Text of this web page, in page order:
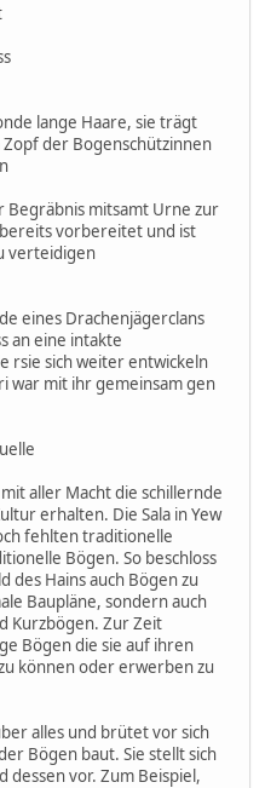
lange Haare, sie trägt
der Bogenschützinnen
Begräbnis mitsamt Urne zur
vorbereitet und ist
verteidigen
eines Drachenjägerclans
an eine intakte
rsie sich weiter entwickeln
war mit ihr gemeinsam gen
aller Macht die schillernde
erhalten. Die Sala in Yew
fehlten traditionelle
Bögen. So beschloss
des Hains auch Bögen zu
Baupläne, sondern auch
Kurzbögen. Zur Zeit
Bögen die sie auf ihren
können oder erwerben zu
alles und brütet vor sich
Bögen baut. Sie stellt sich
dessen vor. Zum Beispiel,